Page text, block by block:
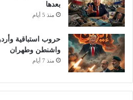
بعدها
منذ 5 أيام
حروب استباقية
واشنطن وطهران
منذ 7 أيام